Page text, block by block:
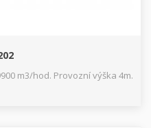
m3/hod. Provozní výška 4m.